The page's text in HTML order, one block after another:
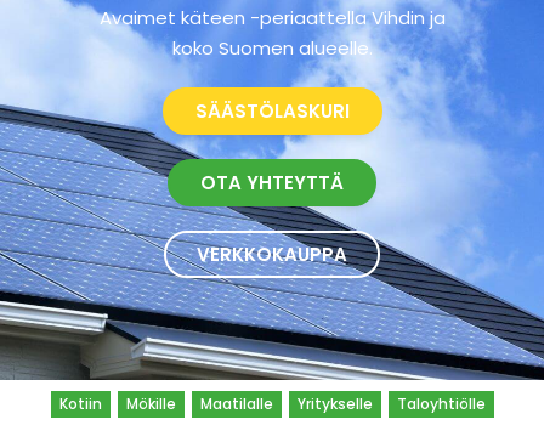
Avaimet käteen -periaattella Vihdin ja
koko Suomen alueelle.
SÄÄSTÖLASKURI
OTA YHTEYTTÄ
VERKKOKAUPPA
Kotiin Mökille Maatilalle Yritykselle Taloyhtiölle